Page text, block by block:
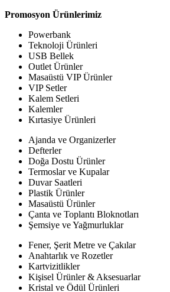
Promosyon Ürünlerimiz
Powerbank
Teknoloji Ürünleri
USB Bellek
Outlet Ürünler
Masaüstü VIP Ürünler
VIP Setler
Kalem Setleri
Kalemler
Kırtasiye Ürünleri
Ajanda ve Organizerler
Defterler
Doğa Dostu Ürünler
Termoslar ve Kupalar
Duvar Saatleri
Plastik Ürünler
Masaüstü Ürünler
Çanta ve Toplantı Bloknotları
Şemsiye ve Yağmurluklar
Fener, Şerit Metre ve Çakılar
Anahtarlık ve Rozetler
Kartvizitlikler
Kişisel Ürünler & Aksesuarlar
Kristal ve Ödül Ürünleri